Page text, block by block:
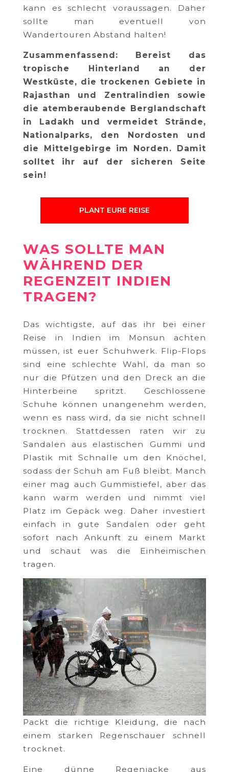
kann es schlecht voraussagen. Daher
sollte man eventuell von
Wandertouren Abstand halten!
Zusammenfassend: Bereist das
tropische Hinterland an der
Westküste, die trockenen Gebiete in
Rajasthan und Zentralindien sowie
die atemberaubende Berglandschaft
in Ladakh und vermeidet Strände,
Nationalparks, den Nordosten und
die Mittelgebirge im Norden. Damit
solltet ihr auf der sicheren Seite
sein!
PLANT EURE REISE
WAS SOLLTE MAN
WÄHREND DER
REGENZEIT INDIEN
TRAGEN?
Das wichtigste, auf das ihr bei einer
Reise in Indien im Monsun achten
müssen, ist euer Schuhwerk. Flip-Flops
sind eine schlechte Wahl, da man so
nur die Pfützen und den Dreck an die
Hinterbeine spritzt. Geschlossene
Schuhe können unangenehm werden,
wenn es nass wird, da sie nicht schnell
trocknen. Stattdessen raten wir zu
Sandalen aus elastischen Gummi und
Plastik mit Schnalle um den Knöchel,
sodass der Schuh am Fuß bleibt. Manch
einer mag auch Gummistiefel, aber das
kann warm werden und nimmt viel
Platz im Gepäck weg. Daher investiert
einfach in gute Sandalen oder geht
sofort nach Ankunft zu einem Markt
und schaut was die Einheimischen
tragen.
Packt die richtige Kleidung, die nach
einem starken Regenschauer schnell
trocknet.
Eine dünne Regenjacke aus